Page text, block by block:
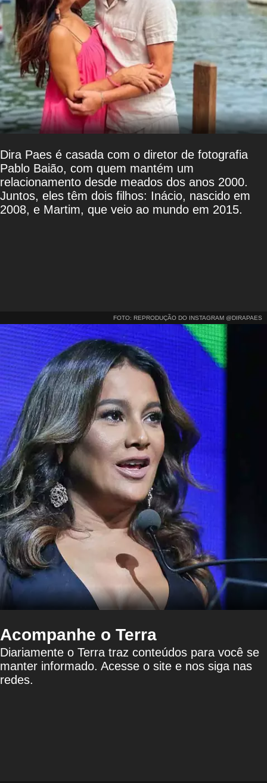
Dira Paes é casada com o diretor de fotografia
Pablo Baião, com quem mantém um
relacionamento desde meados dos anos 2000.
Juntos, eles têm dois filhos: Inácio, nascido em
2008, e Martim, que veio ao mundo em 2015.
FOTO: REPRODUÇÃO DO INSTAGRAM @DIRAPAES
Acompanhe o Terra
Diariamente o Terra traz conteúdos para você se
manter informado. Acesse o site e nos siga nas
redes.